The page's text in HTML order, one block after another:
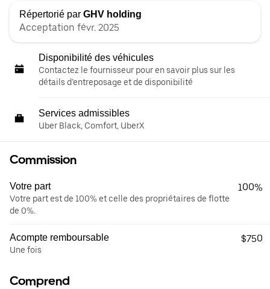
Répertorié par GHV holding
Acceptation févr. 2025
Disponibilité des véhicules
Contactez le fournisseur pour en savoir plus sur les
détails d’entreposage et de disponibilité
Services admissibles
Uber Black, Comfort, UberX
Commission
Votre part
Votre part est de 100% et celle des propriétaires de flotte
de 0%.
100%
Acompte remboursable
Une fois
$750
Comprend